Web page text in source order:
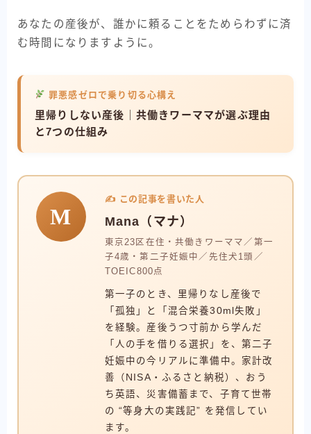
あなたの産後が、誰かに頼ることをためらわずに済
む時間になりますように。
罪悪感ゼロで乗り切る心構え
里帰りしない産後｜共働きワーママが選ぶ理由
と7つの仕組み
M
✍️ この記事を書いた人
Mana（マナ）
東京23区在住・共働きワーママ／第一
子4歳・第二子妊娠中／先住犬1頭／
TOEIC800点
第一子のとき、里帰りなし産後で
「孤独」と「混合栄養30ml失敗」
を経験。産後うつ寸前から学んだ
「人の手を借りる選択」を、第二子
妊娠中の今リアルに準備中。家計改
善（NISA・ふるさと納税）、おう
ち英語、災害備蓄まで、子育て世帯
の “等身大の実践記” を発信してい
ます。